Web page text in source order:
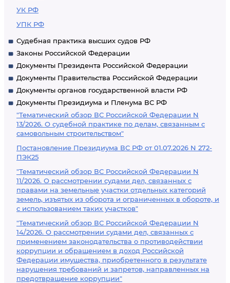
УК РФ
УПК РФ
Судебная практика высших судов РФ
Законы Российской Федерации
Документы Президента Российской Федерации
Документы Правительства Российской Федерации
Документы органов государственной власти РФ
Документы Президиума и Пленума ВС РФ
"Тематический обзор ВС Российской Федерации N
13/2026. О судебной практике по делам, связанным с
самовольным строительством"
Постановление Президиума ВС РФ от 01.07.2026 N 272-
ПЭК25
"Тематический обзор ВС Российской Федерации N
11/2026. О рассмотрении судами дел, связанных с
правами на земельные участки отдельных категорий
земель, изъятых из оборота и ограниченных в обороте, и
с использованием таких участков"
"Тематический обзор ВС Российской Федерации N
14/2026. О рассмотрении судами дел, связанных с
применением законодательства о противодействии
коррупции и обращением в доход Российской
Федерации имущества, приобретенного в результате
нарушения требований и запретов, направленных на
предотвращение коррупции"